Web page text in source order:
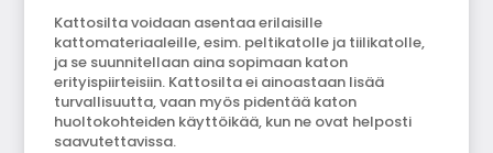
Kattosilta voidaan asentaa erilaisille
kattomateriaaleille, esim. peltikatolle ja tiilikatolle,
ja se suunnitellaan aina sopimaan katon
erityispiirteisiin. Kattosilta ei ainoastaan lisää
turvallisuutta, vaan myös pidentää katon
huoltokohteiden käyttöikää, kun ne ovat helposti
saavutettavissa.